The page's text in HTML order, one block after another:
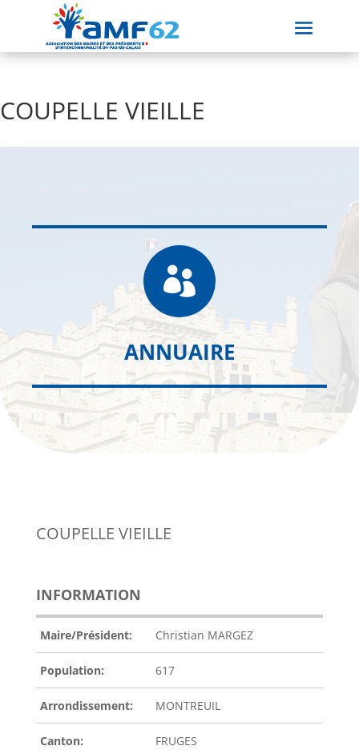
COUPELLE VIEILLE

ANNUAIRE
COUPELLE VIEILLE
INFORMATION
Maire/Président: Christian MARGEZ
Population: 617
Arrondissement: MONTREUIL
Canton: FRUGES